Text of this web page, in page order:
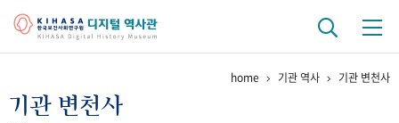
걸어온 길 기관 변천사
home 기관 역사 기관 변천사
기관 변천사